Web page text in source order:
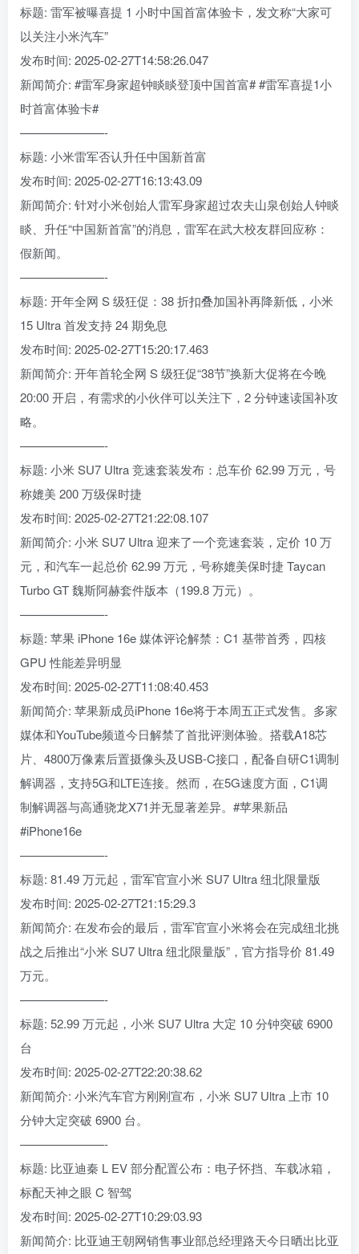
标题: 雷军被曝喜提 1 小时中国首富体验卡，发文称“大家可
以关注小米汽车”
发布时间: 2025-02-27T14:58:26.047
新闻简介: #雷军身家超钟睒睒登顶中国首富# #雷军喜提1小
时首富体验卡#
———————-
标题: 小米雷军否认升任中国新首富
发布时间: 2025-02-27T16:13:43.09
新闻简介: 针对小米创始人雷军身家超过农夫山泉创始人钟睒
睒、升任“中国新首富”的消息，雷军在武大校友群回应称：
假新闻。
———————-
标题: 开年全网 S 级狂促：38 折扣叠加国补再降新低，小米
15 Ultra 首发支持 24 期免息
发布时间: 2025-02-27T15:20:17.463
新闻简介: 开年首轮全网 S 级狂促“38节”换新大促将在今晚
20:00 开启，有需求的小伙伴可以关注下，2 分钟速读国补攻
略。
———————-
标题: 小米 SU7 Ultra 竞速套装发布：总车价 62.99 万元，号
称媲美 200 万级保时捷
发布时间: 2025-02-27T21:22:08.107
新闻简介: 小米 SU7 Ultra 迎来了一个竞速套装，定价 10 万
元，和汽车一起总价 62.99 万元，号称媲美保时捷 Taycan
Turbo GT 魏斯阿赫套件版本（199.8 万元）。
———————-
标题: 苹果 iPhone 16e 媒体评论解禁：C1 基带首秀，四核
GPU 性能差异明显
发布时间: 2025-02-27T11:08:40.453
新闻简介: 苹果新成员iPhone 16e将于本周五正式发售。多家
媒体和YouTube频道今日解禁了首批评测体验。搭载A18芯
片、4800万像素后置摄像头及USB-C接口，配备自研C1调制
解调器，支持5G和LTE连接。然而，在5G速度方面，C1调
制解调器与高通骁龙X71并无显著差异。#苹果新品
#iPhone16e
———————-
标题: 81.49 万元起，雷军官宣小米 SU7 Ultra 纽北限量版
发布时间: 2025-02-27T21:15:29.3
新闻简介: 在发布会的最后，雷军官宣小米将会在完成纽北挑
战之后推出“小米 SU7 Ultra 纽北限量版”，官方指导价 81.49
万元。
———————-
标题: 52.99 万元起，小米 SU7 Ultra 大定 10 分钟突破 6900
台
发布时间: 2025-02-27T22:20:38.62
新闻简介: 小米汽车官方刚刚宣布，小米 SU7 Ultra 上市 10
分钟大定突破 6900 台。
———————-
标题: 比亚迪秦 L EV 部分配置公布：电子怀挡、车载冰箱，
标配天神之眼 C 智驾
发布时间: 2025-02-27T10:29:03.93
新闻简介: 比亚迪王朝网销售事业部总经理路天今日晒出比亚